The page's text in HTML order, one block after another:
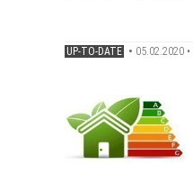
UP-TO-DATE • 05.02.2020 •